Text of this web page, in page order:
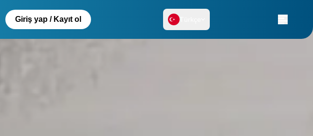
Giriş yap / Kayıt ol